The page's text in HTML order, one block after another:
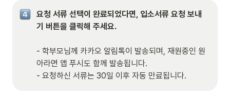
요청 서류 선택이 완료되었다면, 입소서류 요청 보내
기 버튼을 클릭해 주세요.
- 학부모님께 카카오 알림톡이 발송되며, 재원중인 원
아라면 앱 푸시도 함께 발송됩니다.
- 요청하신 서류는 30일 이후 자동 만료됩니다.